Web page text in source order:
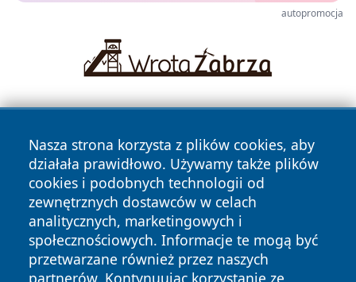
autopromocja
Nasza strona korzysta z plików cookies, aby
działała prawidłowo. Używamy także plików
cookies i podobnych technologii od
zewnętrznych dostawców w celach
analitycznych, marketingowych i
społecznościowych. Informacje te mogą być
przetwarzane również przez naszych
partnerów. Kontynuując korzystanie ze
Copyright © 2026 wrotachorzowa.pl Wszystkie prawa
zastrzeżone.